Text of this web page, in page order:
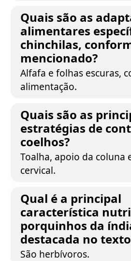
Quais são as
alimentares
chinchilas,
mencionado?
Alfafa e folhas escuras,
alimentação.
Quais são as
estratégias de
coelhos?
Toalha, apoio da coluna
cervical.
Qual é a principal
característica
porquinhos da
destacada no
São herbívoros.